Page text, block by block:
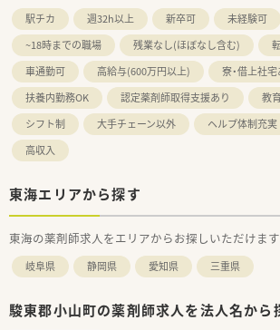
駅チカ 週32h以上 新卒可 未経験可
~18時までの職場
残業なし(ほぼなし含む)
車通勤可
高給与(600万円以上)
寮・借上社宅
扶養内勤務OK
認定薬剤師取得支援あり
教
シフト制
大手チェーン以外 ヘルプ体制充実
高収入
東海エリアから探す
東海の薬剤師求人をエリアからお探しいただけます
岐阜県 静岡県 愛知県 三重県
駿東郡小山町の薬剤師求人を法人名から